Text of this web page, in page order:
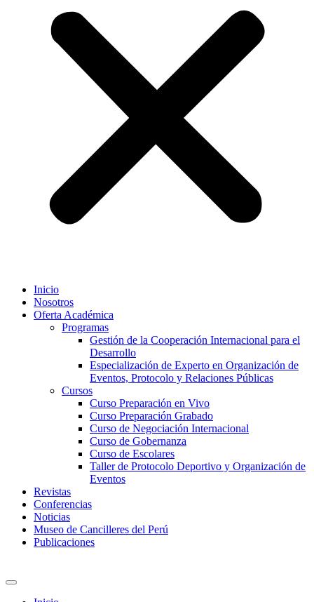
Inicio
Nosotros
Oferta Académica
Programas
Gestión de la Cooperación Internacional para el
Desarrollo
Especialización de Experto en Organización de
Eventos, Protocolo y Relaciones Públicas
Cursos
Curso Preparación en Vivo
Curso Preparación Grabado
Curso de Negociación Internacional
Curso de Gobernanza
Curso de Escolares
Taller de Protocolo Deportivo y Organización de
Eventos
Revistas
Conferencias
Noticias
Museo de Cancilleres del Perú
Publicaciones